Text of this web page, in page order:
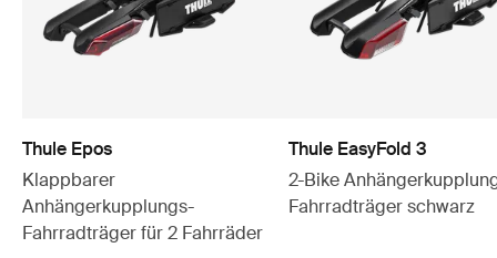
Thule Epos
Klappbarer
Anhängerkupplungs-
Fahrradträger für 2 Fahrräder
Thule EasyFold 3
2-Bike
Fahrradträger schwarz